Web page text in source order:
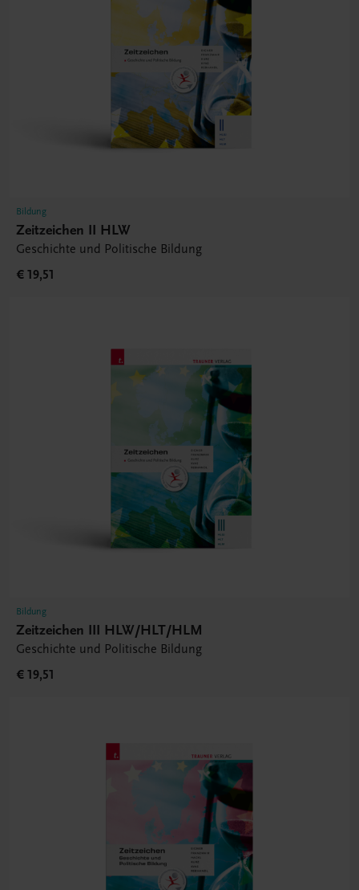
Bildung
Zeitzeichen II HLW
Geschichte und Politische Bildung
€ 19,51
Bildung
Zeitzeichen III HLW/HLT/HLM
Geschichte und Politische Bildung
€ 19,51